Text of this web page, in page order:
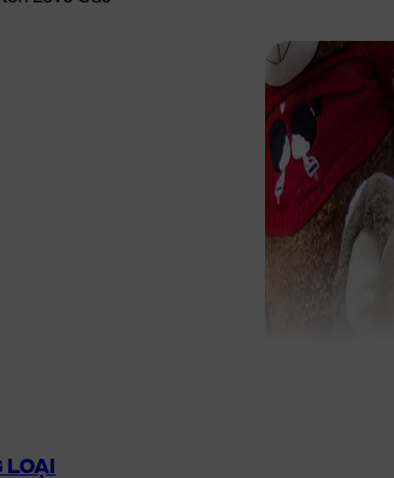
LOẠI